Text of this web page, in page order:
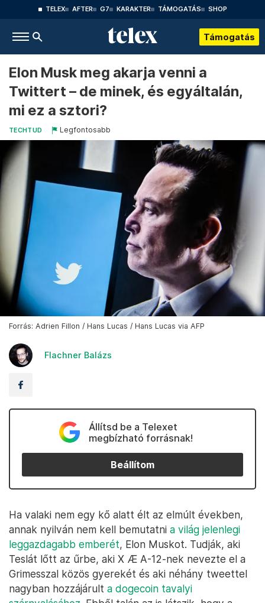
TELEX AFTER G7 KARAKTER TÁMOGATÁS SHOP
Támogatás
Elon Musk meg akarja venni a
Twittert – de minek, és egyáltalán,
mi ez a sztori?
TECHTUD Legfontosabb
Forrás: Adrien Fillon / Hans Lucas / Hans Lucas via AFP
Flachner Balázs
Állítsd be a Telexet
megbízható forrásnak!
Beállítom
Ha valaki nem egy kő alatt élt az elmúlt években,
annak nyilván nem kell bemutatni a világ jelenlegi
leggazdagabb emberét, Elon Muskot. Tudják, aki
Teslát lőtt az űrbe, aki X Æ A-12-nek nevezte el a
Grimesszal közös gyerekét és aki néhány tweettel
nagyban hozzájárult a dogecoin tavalyi